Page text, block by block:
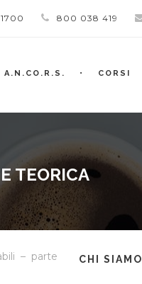
800 038 419
A.N.CO.R.S. CORSI
TEORICA
– parte
CHI SIAMO